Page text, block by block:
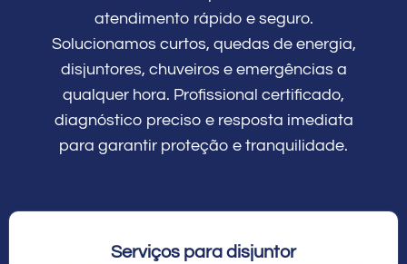
atendimento rápido e seguro.
Solucionamos curtos, quedas de energia,
disjuntores, chuveiros e emergências a
qualquer hora. Profissional certificado,
diagnóstico preciso e resposta imediata
para garantir proteção e tranquilidade.
Serviços para disjuntor